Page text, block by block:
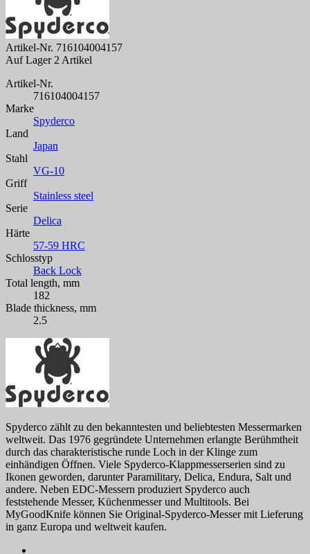
Artikel-Nr. 716104004157
Auf Lager 2 Artikel
Artikel-Nr.
716104004157
Marke
Spyderco
Land
Japan
Stahl
VG-10
Griff
Stainless steel
Serie
Delica
Härte
57-59 HRC
Schlosstyp
Back Lock
Total length, mm
182
Blade thickness, mm
2.5
Spyderco zählt zu den bekanntesten und beliebtesten Messermarken
weltweit. Das 1976 gegründete Unternehmen erlangte Berühmtheit
durch das charakteristische runde Loch in der Klinge zum
einhändigen Öffnen. Viele Spyderco-Klappmesserserien sind zu
Ikonen geworden, darunter Paramilitary, Delica, Endura, Salt und
andere. Neben EDC-Messern produziert Spyderco auch
feststehende Messer, Küchenmesser und Multitools. Bei
MyGoodKnife können Sie Original-Spyderco-Messer mit Lieferung
in ganz Europa und weltweit kaufen.